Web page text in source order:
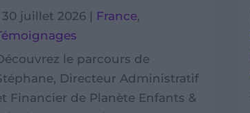
30 juillet 2026 France,
le parcours de
Directeur Administratif
Financier de Planète Enfants &